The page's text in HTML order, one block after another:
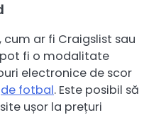
ar fi Craigslist sau
fi o modalitate
electronice de scor
de fotbal. Este posibil să
ușor la prețuri